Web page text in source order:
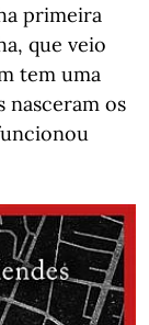
primeira
que veio
tem uma
nasceram os